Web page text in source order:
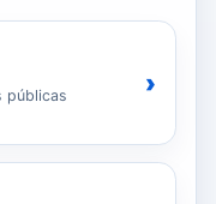
públicas ›